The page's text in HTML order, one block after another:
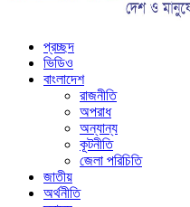
প্রচ্ছদ
ভিডিও
বাংলাদেশ
রাজনীতি
অপরাধ
অন্যান্য
কূটনীতি
জেলা পরিচিতি
জাতীয়
অর্থনীতি